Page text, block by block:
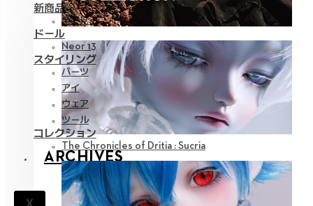
ARCHIVES
新商品
全て見る
ドール
Neor 13
スタイリング
パーツ
アイ
ウェア
ツール
コレクション
The Chronicles of Dritia : Sucria